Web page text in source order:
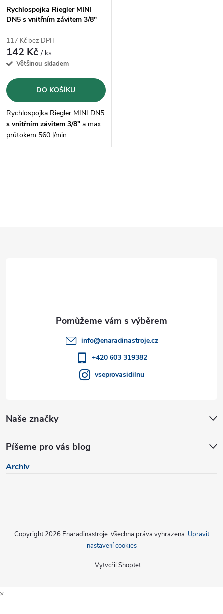
Rychlospojka Riegler MINI
DN5 s vnitřním závitem 3/8"
117 Kč bez DPH
142 Kč/ ks
Většinou skladem
DO KOŠÍKU
Rychlospojka Riegler MINI DN5
s vnitřním závitem 3/8" a max.
průtokem 560 l/min
y
ý
p
Naše značky
Píšeme pro vás blog
Archiv
info@enaradinastroje.cz
+420 603 319382
vseprovasidilnu
Vytvořil Shoptet
Copyright 2026 Enaradinastroje. Všechna práva vyhrazena. Upravit
nastavení cookies
×